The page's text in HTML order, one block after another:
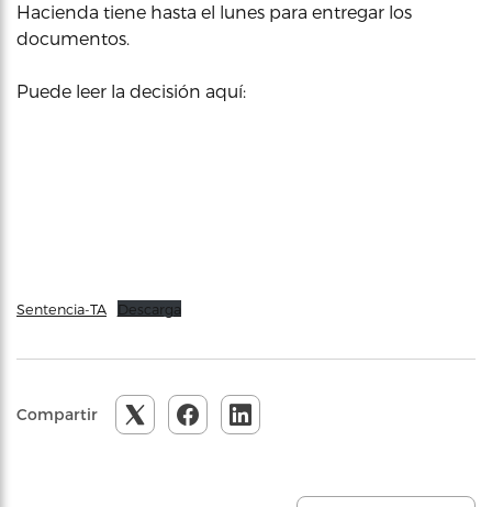
Hacienda tiene hasta el lunes para entregar los
documentos.
Puede leer la decisión aquí:
Sentencia-TA Descarga
Compartir